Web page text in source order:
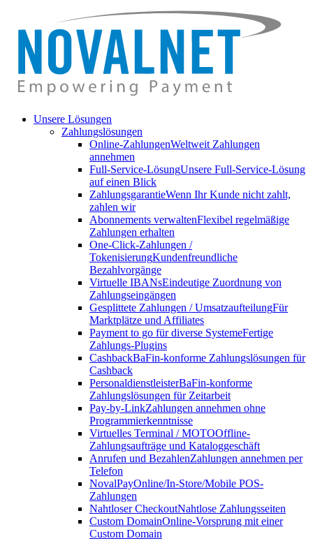
Unsere Lösungen
Zahlungslösungen
Online-ZahlungenWeltweit Zahlungen
annehmen
Full-Service-LösungUnsere Full-Service-Lösung
auf einen Blick
ZahlungsgarantieWenn Ihr Kunde nicht zahlt,
zahlen wir
Abonnements verwaltenFlexibel regelmäßige
Zahlungen erhalten
One-Click-Zahlungen /
TokenisierungKundenfreundliche
Bezahlvorgänge
Virtuelle IBANsEindeutige Zuordnung von
Zahlungseingängen
Gesplittete Zahlungen / UmsatzaufteilungFür
Marktplätze und Affiliates
Payment to go für diverse SystemeFertige
Zahlungs-Plugins
CashbackBaFin-konforme Zahlungslösungen für
Cashback
PersonaldienstleisterBaFin-konforme
Zahlungslösungen für Zeitarbeit
Pay-by-LinkZahlungen annehmen ohne
Programmierkenntnisse
Virtuelles Terminal / MOTOOffline-
Zahlungsaufträge und Kataloggeschäft
Anrufen und BezahlenZahlungen annehmen per
Telefon
NovalPayOnline/In-Store/Mobile POS-
Zahlungen
Nahtloser CheckoutNahtlose Zahlungsseiten
Custom DomainOnline-Vorsprung mit einer
Custom Domain